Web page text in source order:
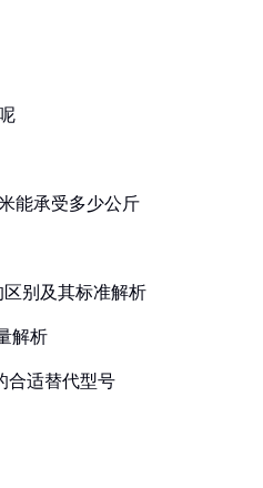
能承受多少公斤
区别及其标准解析
解析
合适替代型号